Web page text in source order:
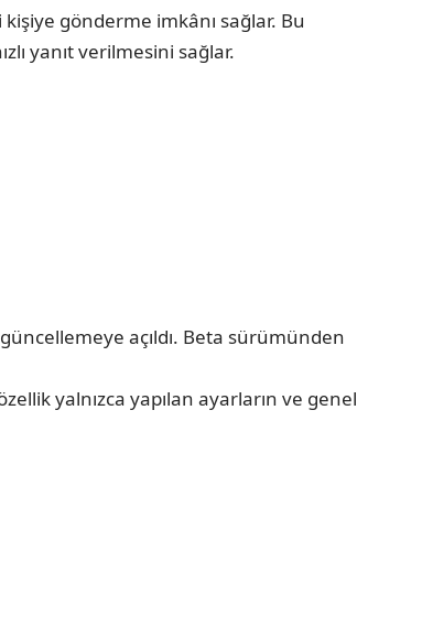
gönderme imkânı sağlar. Bu
yanıt verilmesini sağlar.
güncellemeye açıldı. Beta sürümünden
yalnızca yapılan ayarların ve genel